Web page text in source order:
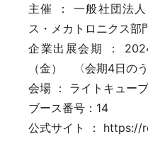
主催 ： 一般社団法
ス・メカトロニクス部
企業出展会期 ：
（金） 〈会期4日のう
会場 ： ライトキュー
ブース番号：14
公式サイト ：